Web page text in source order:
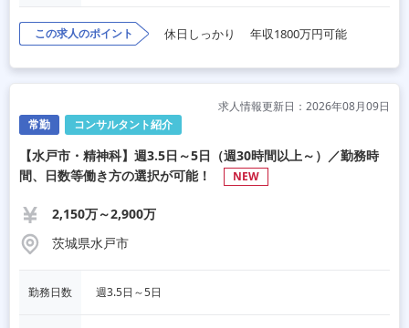
この求人のポイント 休日しっかり 年収1800万円可能
常勤 コンサルタント紹介
求人情報更新日：2026年08月09日
【水戸市・精神科】週3.5日～5日（週30時間以上～）／勤務時
間、日数等働き方の選択が可能！
NEW
2,150万～2,900万
茨城県水戸市
勤務日数 週3.5日～5日